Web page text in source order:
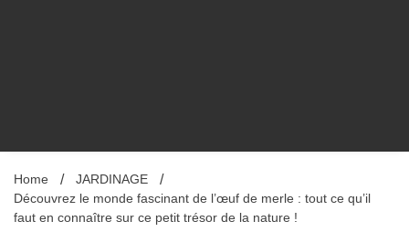
Home
JARDINAGE
Découvrez le monde fascinant de l’œuf de merle : tout ce qu’il
faut en connaître sur ce petit trésor de la nature !